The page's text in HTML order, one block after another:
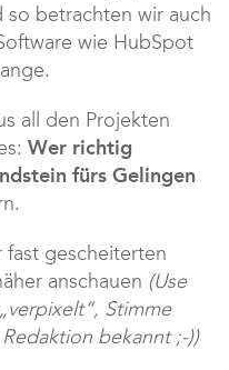
betrachten wir auch
wie HubSpot
all den Projekten
Wer richtig
fürs Gelingen
fast gescheiterten
anschauen (Use
Stimme
bekannt ;-))